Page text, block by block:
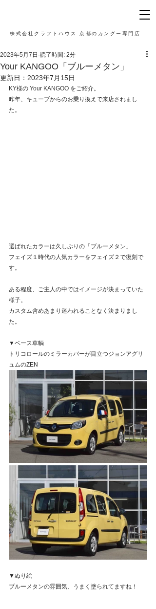
株式会社クラフトハウス 京都のカングー専門店
Your KANGOO「ブルーメタン」
2023年5月7日 読了時間: 2分
更新日： 2023年7月15日
KY様の Your KANGOO をご紹介。
昨年、キューブからのお乗り換えで来店されまし
た。
選ばれたカラーは久しぶりの「ブルーメタン」
フェイズ１時代の人気カラーをフェイズ２で復刻で
す。
ある程度、ご主人の中ではイメージが決まっていた
様子。
カスタム含めあまり迷われることなく決まりまし
た。
▼ベース車輌
トリコロールのミラーカバーが目立つジョンアグリ
ュムのZEN
▼ぬり絵
ブルーメタンの雰囲気、うまく塗られてますね！